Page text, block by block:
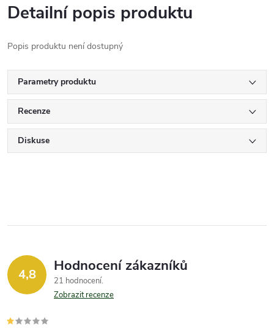
Detailní popis produktu
Popis produktu není dostupný
Parametry produktu
Recenze
Diskuse
4,8 Hodnocení zákazníků
21 hodnocení
Zobrazit recenze